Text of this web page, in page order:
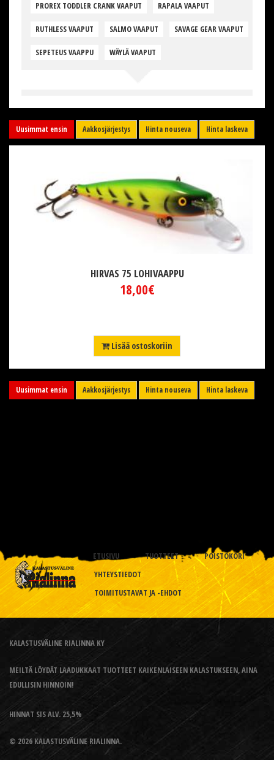
PROREX TODDLER CRANK VAAPUT RAPALA VAAPUT
RUTHLESS VAAPUT SALMO VAAPUT SAVAGE GEAR VAAPUT
SEPETEUS VAAPPU WÄYLÄ VAAPUT
Uusimmat ensin Aakkosjärjestys Hinta nouseva Hinta laskeva
HIRVAS 75 LOHIVAAPPU
18,00€
Lisää ostoskoriin
Uusimmat ensin Aakkosjärjestys Hinta nouseva Hinta laskeva
ETUSIVU TUOTTEET
POISTOKORI
YHTEYSTIEDOT
TOIMITUSTAVAT JA -EHDOT
KALASTUSVÄLINE RIALINNA KY
MEILTÄ LÖYDÄT LAADUKKAAT TUOTTEET KAIKENLAISEEN KALASTUKSEEN, AINA
EDULLISIN HINNOIN!
HINNAT SIS ALV. 25,5%
© 2026 KALASTUSVÄLINE RIALINNA.